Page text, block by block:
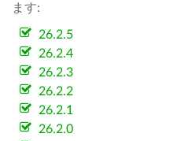
ます:
26.2.5
26.2.4
26.2.3
26.2.2
26.2.1
26.2.0